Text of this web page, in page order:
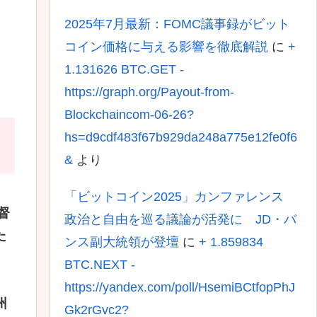
2025年7月最新：FOMC議事録がビット
コイン価格に与える影響を徹底解説 に +
1.131626 BTC.GET -
https://graph.org/Payout-from-
Blockchaincom-06-26?
hs=d9cdf483f67b929da248a775e12fe0f6
& より
「ビットコイン2025」カンファレンス
政治と自由を巡る議論が活発に JD・バ
ンス副大統領が登壇 に + 1.859834
BTC.NEXT -
https://yandex.com/poll/HsemiBCtfopPhJ
Gk2rGvc2?